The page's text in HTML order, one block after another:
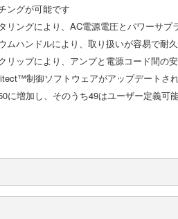
ングが可能です
リングにより、AC電源電圧とパワーサ
ムハンドルにより、取り扱いが容易で耐
リップにより、アンプと電源コード間の
制御ソフトウェアがアップデートさ
に増加し、そのうち49はユーザー定義可